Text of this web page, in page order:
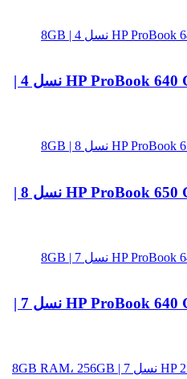
لپ تاپ استوک HP ProBook 640 G1 Core i5 نسل 4 |
لپ تاپ استوک HP ProBook 650 G4 Core i5 نسل 8 |
لپ تاپ استوک HP ProBook 640 G3 Core i5 نسل 7 |